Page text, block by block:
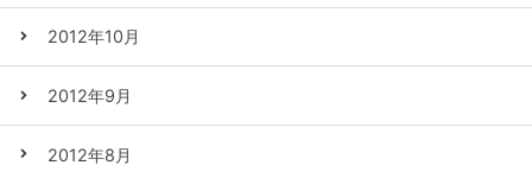
2012年10月
2012年9月
2012年8月